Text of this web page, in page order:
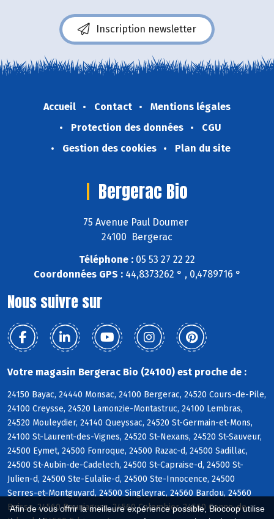
Afin de vous offrir la meilleure expérience possible, Biocoop utilise
Inscription newsletter
Accueil Contact
Mentions légales
Protection des données
CGU
Gestion des cookies
Plan du site
Bergerac Bio
75 Avenue Paul Doumer
24100 Bergerac
Téléphone : 05 53 27 22 22
Coordonnées GPS :44,8373262 ° , 0,4789716 °
Nous suivre sur
Votre magasin Bergerac Bio (24100) est proche de :
24150 Bayac, 24440 Monsac, 24100 Bergerac, 24520 Cours-de-Pile,
24100 Creysse, 24520 Lamonzie-Montastruc, 24100 Lembras,
24520 Mouleydier, 24140 Queyssac, 24520 St-Germain-et-Mons,
24100 St-Laurent-des-Vignes, 24520 St-Nexans, 24520 St-Sauveur,
24500 Eymet, 24500 Fonroque, 24500 Razac-d, 24500 Sadillac,
24500 St-Aubin-de-Cadelech, 24500 St-Capraise-d, 24500 St-
Julien-d, 24500 Ste-Eulalie-d, 24500 Ste-Innocence, 24500
Serres-et-Montguyard, 24500 Singleyrac, 24560 Bardou, 24560
Boisse, 24560 Bouniagues, 24560 Colombier, 24560 Conne-de-